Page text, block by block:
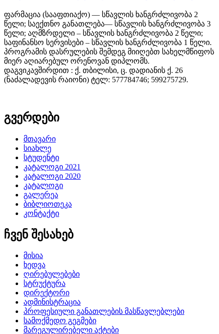
ფარმაცია (სააფთიაქო) — სწავლის ხანგრძლივობა 2
წელი; საექთნო განათლება— სწავლის ხანგრძლივობა 3
წელი; აღმზრდელი – სწავლის ხანგრძლივობა 2 წელი;
საფინანსო სერვისები – სწავლის ხანგრძლივობა 1 წელი.
პროგრამის დასრულების შემდეგ მიიღებთ სახელმწიფოს
მიერ აღიარებულ ორენოვან დიპლომს.
დაგვიკავშირდით : ქ. თბილისი, ც. დადიანის ქ. 26
(ნაძალადევის რაიონი) ტელ: 577784746; 599275729.
გვერდები
მთავარი
სიახლე
სტუდენტი
კატალოგი 2021
კატალოგი 2020
კატალოგი
გალერეა
ბიბლიოთეკა
კონტაქტი
ჩვენ შესახებ
მისია
ხედვა
ღირებულებები
სტრუქტურა
დირექტორი
ადმინისტრაცია
პროფესიული განათლების მასწავლებლები
სამოქმედო გეგმები
მარეგულირებელი აქტები